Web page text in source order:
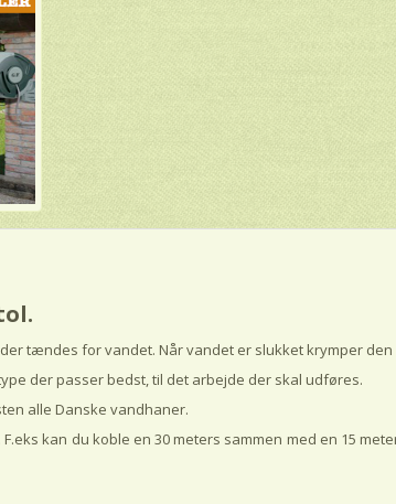
tændes for vandet. Når vandet er slukket krymper
der passer bedst, til det arbejde der skal udføres.
alle Danske vandhaner.
kan du koble en 30 meters sammen med en 15